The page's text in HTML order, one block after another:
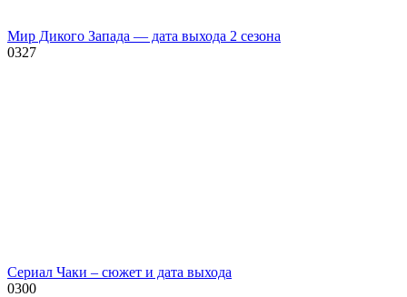
Мир Дикого Запада — дата выхода 2 сезона
0327
Сериал Чаки – сюжет и дата выхода
0300